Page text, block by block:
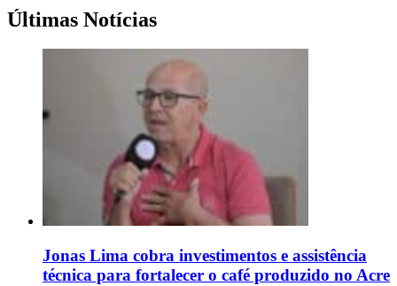
Últimas Notícias
Jonas Lima cobra investimentos e assistência
técnica para fortalecer o café produzido no Acre